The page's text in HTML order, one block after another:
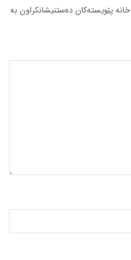
خانە پێویستەکان دەستنیشانکراون بە